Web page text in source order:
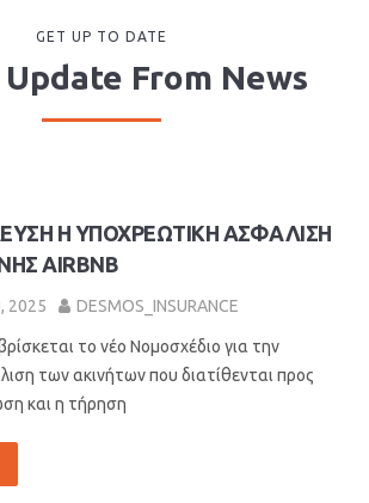
GET UP TO DATE
From News
Η ΥΠΟΧΡΕΩΤΙΚΗ ΑΣΦΑΛΙΣΗ
AIRBNB
2025 DESMOS_INSURANCE
το νέο Νομοσχέδιο για την
των ακινήτων που διατίθενται προς
και η τήρηση